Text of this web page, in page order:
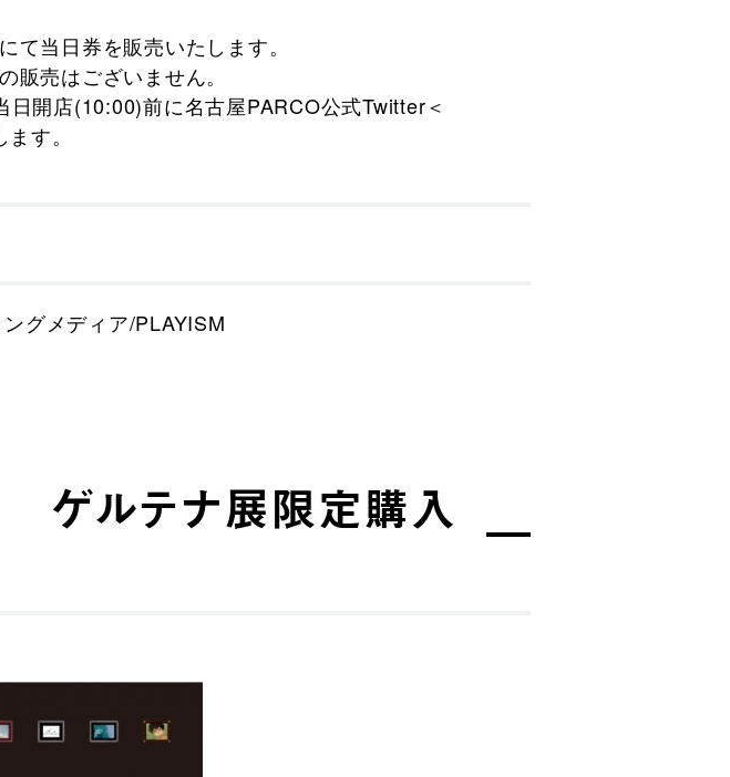
て当日券を販売いたします。
販売はございません。
開店(10:00)前に名古屋PARCO公式Twitter＜
す。
グメディア/PLAYISM
ゲルテナ展限定購入